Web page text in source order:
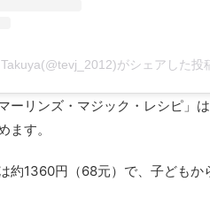
Takuya(@tevj_2012)がシェアした投
ーリンズ・マジック・レシピ」
ます。
約1360円（68元）で、子ども